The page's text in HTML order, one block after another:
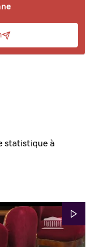
statistique à